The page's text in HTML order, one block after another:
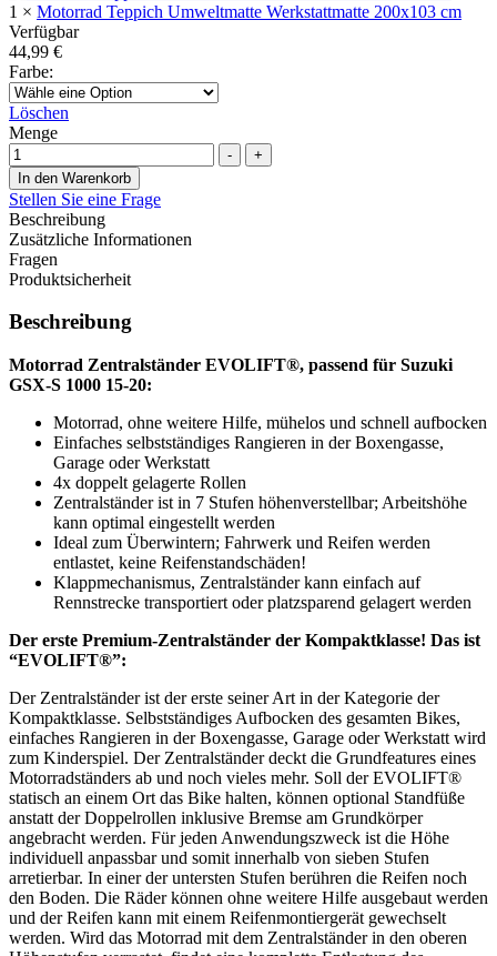
1 × Motorrad Teppich Umweltmatte Werkstattmatte 200x103 cm
Verfügbar
44,99 €
Farbe:
Löschen
Menge
-
+
In den Warenkorb
Stellen Sie eine Frage
Beschreibung
Zusätzliche Informationen
Fragen
Produktsicherheit
Beschreibung
Motorrad Zentralständer EVOLIFT®, passend für Suzuki
GSX-S 1000 15-20:
Motorrad, ohne weitere Hilfe, mühelos und schnell aufbocken
Einfaches selbstständiges Rangieren in der Boxengasse,
Garage oder Werkstatt
4x doppelt gelagerte Rollen
Zentralständer ist in 7 Stufen höhenverstellbar; Arbeitshöhe
kann optimal eingestellt werden
Ideal zum Überwintern; Fahrwerk und Reifen werden
entlastet, keine Reifenstandschäden!
Klappmechanismus, Zentralständer kann einfach auf
Rennstrecke transportiert oder platzsparend gelagert werden
Der erste Premium-Zentralständer der Kompaktklasse! Das ist
“EVOLIFT®”:
Der Zentralständer ist der erste seiner Art in der Kategorie der
Kompaktklasse. Selbstständiges Aufbocken des gesamten Bikes,
einfaches Rangieren in der Boxengasse, Garage oder Werkstatt wird
zum Kinderspiel. Der Zentralständer deckt die Grundfeatures eines
Motorradständers ab und noch vieles mehr. Soll der EVOLIFT®
statisch an einem Ort das Bike halten, können optional Standfüße
anstatt der Doppelrollen inklusive Bremse am Grundkörper
angebracht werden. Für jeden Anwendungszweck ist die Höhe
individuell anpassbar und somit innerhalb von sieben Stufen
arretierbar. In einer der untersten Stufen berühren die Reifen noch
den Boden. Die Räder können ohne weitere Hilfe ausgebaut werden
und der Reifen kann mit einem Reifenmontiergerät gewechselt
werden. Wird das Motorrad mit dem Zentralständer in den oberen